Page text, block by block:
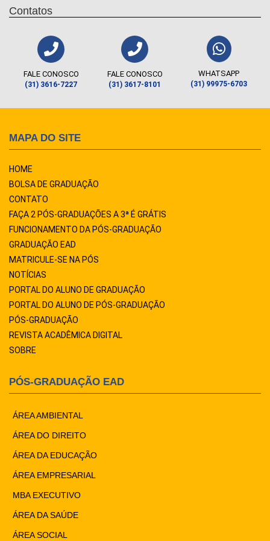
Contatos
FALE CONOSCO
(31) 3616-7227
FALE CONOSCO
(31) 3617-8101
WHATSAPP
(31) 99975-6703
MAPA DO SITE
HOME
BOLSA DE GRADUAÇÃO
CONTATO
FAÇA 2 PÓS-GRADUAÇÕES A 3ª É GRÁTIS
FUNCIONAMENTO DA PÓS-GRADUAÇÃO
GRADUAÇÃO EAD
MATRICULE-SE NA PÓS
NOTÍCIAS
PORTAL DO ALUNO DE GRADUAÇÃO
PORTAL DO ALUNO DE PÓS-GRADUAÇÃO
PÓS-GRADUAÇÃO
REVISTA ACADÊMICA DIGITAL
SOBRE
PÓS-GRADUAÇÃO EAD
ÁREA AMBIENTAL
ÁREA DO DIREITO
ÁREA DA EDUCAÇÃO
ÁREA EMPRESARIAL
MBA EXECUTIVO
ÁREA DA SAÚDE
ÁREA SOCIAL